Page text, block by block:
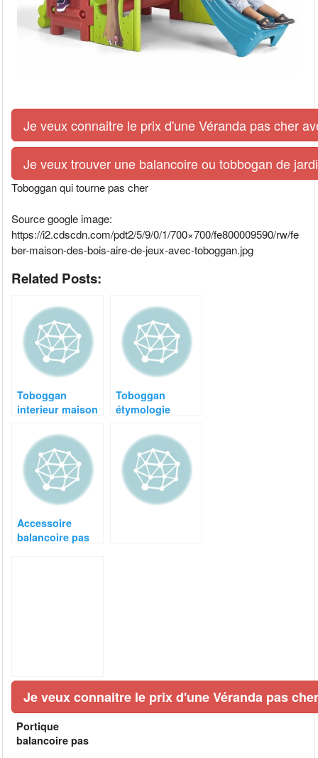
Je veux connaitre le prix d'une Véranda pas cher
Je veux trouver une balancoire ou tobbogan de
Toboggan qui tourne pas cher
Source google image:
https://i2.cdscdn.com/pdt2/5/9/0/1/700×700/fe800009590/rw/fe
ber-maison-des-bois-aire-de-jeux-avec-toboggan.jpg
Related Posts:
Toboggan
interieur maison
Toboggan
étymologie
Accessoire
balancoire pas
Je veux connaitre le prix d'une Véranda pas
Portique
balancoire pas